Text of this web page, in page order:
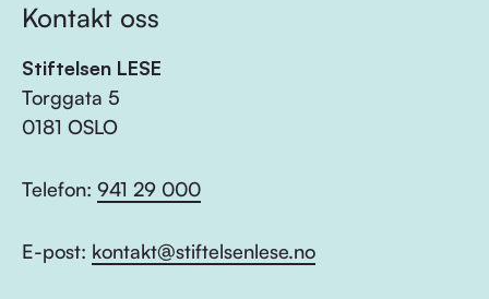
Kontakt oss
Stiftelsen LESE
Torggata 5
0181 OSLO
Telefon: 941 29 000
E-post: kontakt@stiftelsenlese.no